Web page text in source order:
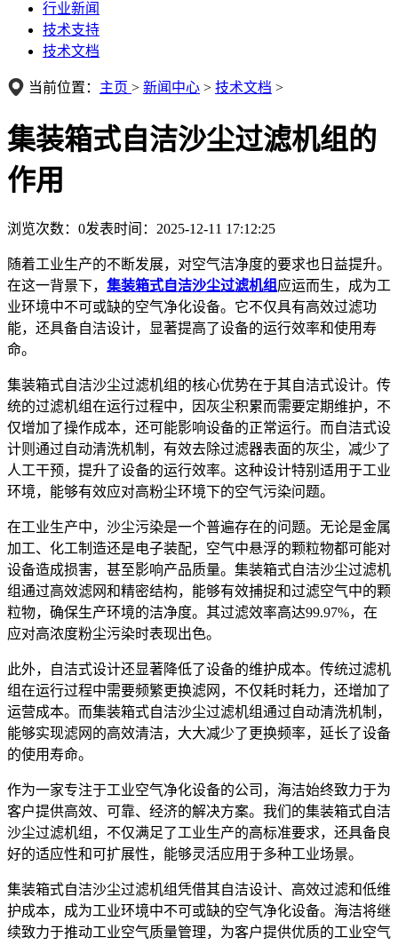
行业新闻
技术支持
技术文档
当前位置： 主页 > 新闻中心 > 技术文档 >
集装箱式自洁沙尘过滤机组的
作用
浏览次数： 0发表时间：2025-12-11 17:12:25
随着工业生产的不断发展，对空气洁净度的要求也日益提升。
在这一背景下， 集装箱式自洁沙尘过滤机组 应运而生，成为工
业环境中不可或缺的空气净化设备。它不仅具有高效过滤功
能，还具备自洁设计，显著提高了设备的运行效率和使用寿
命。
集装箱式自洁沙尘过滤机组的核心优势在于其自洁式设计。传
统的过滤机组在运行过程中，因灰尘积累而需要定期维护，不
仅增加了操作成本，还可能影响设备的正常运行。而自洁式设
计则通过自动清洗机制，有效去除过滤器表面的灰尘，减少了
人工干预，提升了设备的运行效率。这种设计特别适用于工业
环境，能够有效应对高粉尘环境下的空气污染问题。
在工业生产中，沙尘污染是一个普遍存在的问题。无论是金属
加工、化工制造还是电子装配，空气中悬浮的颗粒物都可能对
设备造成损害，甚至影响产品质量。集装箱式自洁沙尘过滤机
组通过高效滤网和精密结构，能够有效捕捉和过滤空气中的颗
粒物，确保生产环境的洁净度。其过滤效率高达99.97%，在
应对高浓度粉尘污染时表现出色。
此外，自洁式设计还显著降低了设备的维护成本。传统过滤机
组在运行过程中需要频繁更换滤网，不仅耗时耗力，还增加了
运营成本。而集装箱式自洁沙尘过滤机组通过自动清洗机制，
能够实现滤网的高效清洁，大大减少了更换频率，延长了设备
的使用寿命。
作为一家专注于工业空气净化设备的公司，海洁始终致力于为
客户提供高效、可靠、经济的解决方案。我们的集装箱式自洁
沙尘过滤机组，不仅满足了工业生产的高标准要求，还具备良
好的适应性和可扩展性，能够灵活应用于多种工业场景。
集装箱式自洁沙尘过滤机组凭借其自洁设计、高效过滤和低维
护成本，成为工业环境中不可或缺的空气净化设备。海洁将继
续致力于推动工业空气质量管理，为客户提供优质的工业空气